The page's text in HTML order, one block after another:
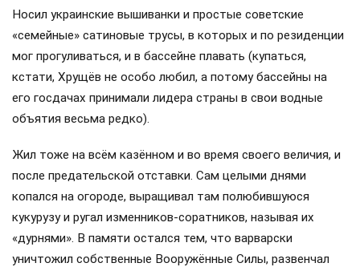
Носил украинские вышиванки и простые советские
«семейные» сатиновые трусы, в которых и по резиденции
мог прогуливаться, и в бассейне плавать (купаться,
кстати, Хрущёв не особо любил, а потому бассейны на
его госдачах принимали лидера страны в свои водные
объятия весьма редко).
Жил тоже на всём казённом и во время своего величия, и
после предательской отставки. Сам целыми днями
копался на огороде, выращивал там полюбившуюся
кукурузу и ругал изменников-соратников, называя их
«дурнями». В памяти остался тем, что варварски
уничтожил собственные Вооружённые Силы, развенчал